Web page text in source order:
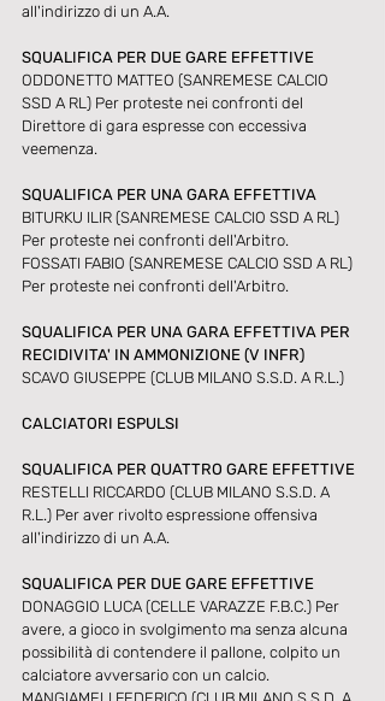
all'indirizzo di un A.A.
SQUALIFICA PER DUE GARE EFFETTIVE
ODDONETTO MATTEO (SANREMESE CALCIO
SSD A RL) Per proteste nei confronti del
Direttore di gara espresse con eccessiva
veemenza.
SQUALIFICA PER UNA GARA EFFETTIVA
BITURKU ILIR (SANREMESE CALCIO SSD A RL)
Per proteste nei confronti dell'Arbitro.
FOSSATI FABIO (SANREMESE CALCIO SSD A RL)
Per proteste nei confronti dell'Arbitro.
SQUALIFICA PER UNA GARA EFFETTIVA PER
RECIDIVITA' IN AMMONIZIONE (V INFR)
SCAVO GIUSEPPE (CLUB MILANO S.S.D. A R.L.)
CALCIATORI ESPULSI
SQUALIFICA PER QUATTRO GARE EFFETTIVE
RESTELLI RICCARDO (CLUB MILANO S.S.D. A
R.L.) Per aver rivolto espressione offensiva
all'indirizzo di un A.A.
SQUALIFICA PER DUE GARE EFFETTIVE
DONAGGIO LUCA (CELLE VARAZZE F.B.C.) Per
avere, a gioco in svolgimento ma senza alcuna
possibilità di contendere il pallone, colpito un
calciatore avversario con un calcio.